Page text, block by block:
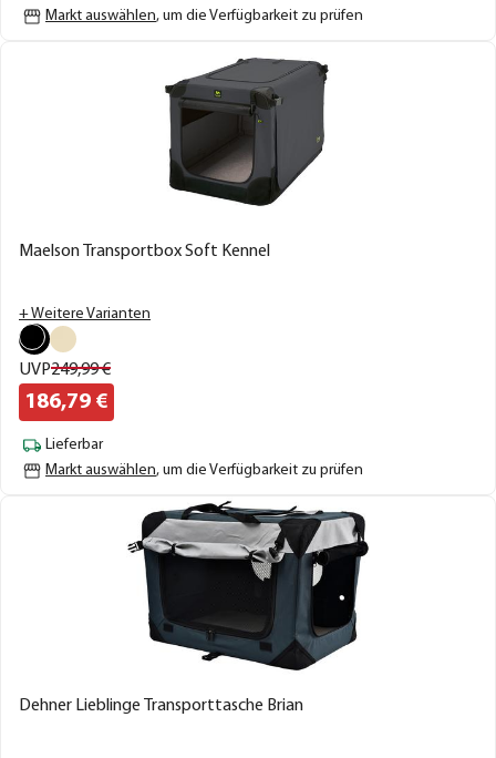
Markt auswählen, um die Verfügbarkeit zu prüfen
Maelson Transportbox Soft Kennel
+ Weitere Varianten
UVP249,99€
186,79 €
Lieferbar
Markt auswählen, um die Verfügbarkeit zu prüfen
Dehner Lieblinge Transporttasche Brian